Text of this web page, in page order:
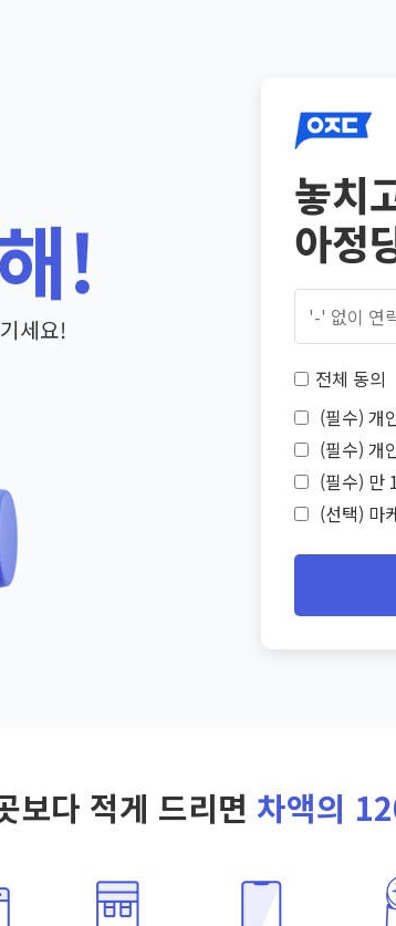
!
세요!
놓치
아정
전체 동의
(필수) 개
(필수) 개
(필수) 만
(선택) 마
보다 적게 드리면 차액의